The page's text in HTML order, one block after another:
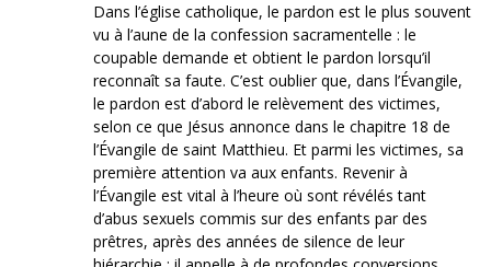
Dans l’église catholique, le pardon est le plus souvent
vu à l’aune de la confession sacramentelle : le
coupable demande et obtient le pardon lorsqu’il
reconnaît sa faute. C’est oublier que, dans l’Évangile,
le pardon est d’abord le relèvement des victimes,
selon ce que Jésus annonce dans le chapitre 18 de
l’Évangile de saint Matthieu. Et parmi les victimes, sa
première attention va aux enfants. Revenir à
l’Évangile est vital à l’heure où sont révélés tant
d’abus sexuels commis sur des enfants par des
prêtres, après des années de silence de leur